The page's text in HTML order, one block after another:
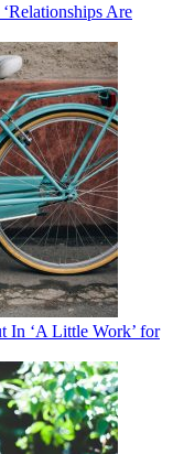
Are
In ‘A Little Work’ for